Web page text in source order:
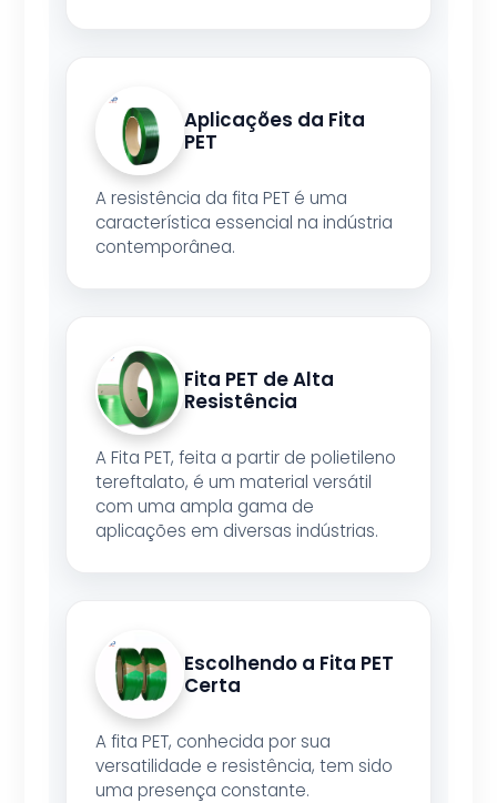
Aplicações da Fita
PET
A resistência da fita PET é uma
característica essencial na indústria
contemporânea.
Fita PET de Alta
Resistência
A Fita PET, feita a partir de polietileno
tereftalato, é um material versátil
com uma ampla gama de
aplicações em diversas indústrias.
Escolhendo a Fita PET
Certa
A fita PET, conhecida por sua
versatilidade e resistência, tem sido
uma presença constante.